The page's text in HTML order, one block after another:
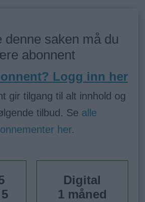
denne saken må du
abonnent
Logg inn her
gir tilgang til alt innhold og
tilbud. Se alle
her.
Digital
1 måned